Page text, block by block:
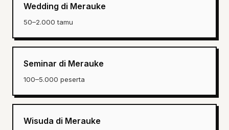
Wedding di Merauke
50–2.000 tamu
Seminar di Merauke
100–5.000 peserta
Wisuda di Merauke